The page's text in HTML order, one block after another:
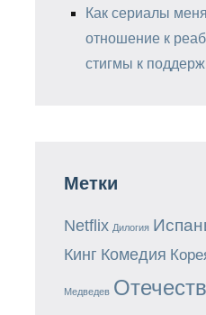
Как сериалы
отношение к
стигмы к
Метки
Netflix Дилогия
Кинг Комедия
Медведев